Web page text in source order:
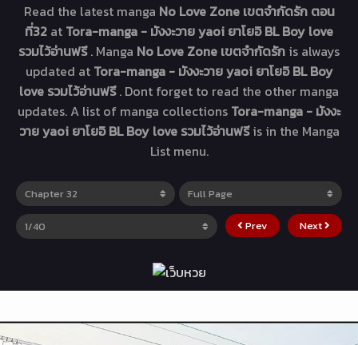
Read the latest manga No Love Zone เขตจำกัดรัก ตอน
ที่32 at Tora-manga - มังงะวาย yaoi ยาโยอิ BL Boy love
รวมไว้อ่านฟรี. Manga No Love Zone เขตจำกัดรัก is always
updated at Tora-manga - มังงะวาย yaoi ยาโยอิ BL Boy
love รวมไว้อ่านฟรี. Dont forget to read the other manga
updates. A list of manga collections Tora-manga - มังงะ
วาย yaoi ยาโยอิ BL Boy love รวมไว้อ่านฟรีis in the Manga
List menu.
Prev Next